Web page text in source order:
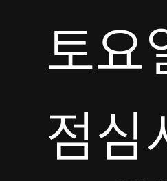
토요
점심